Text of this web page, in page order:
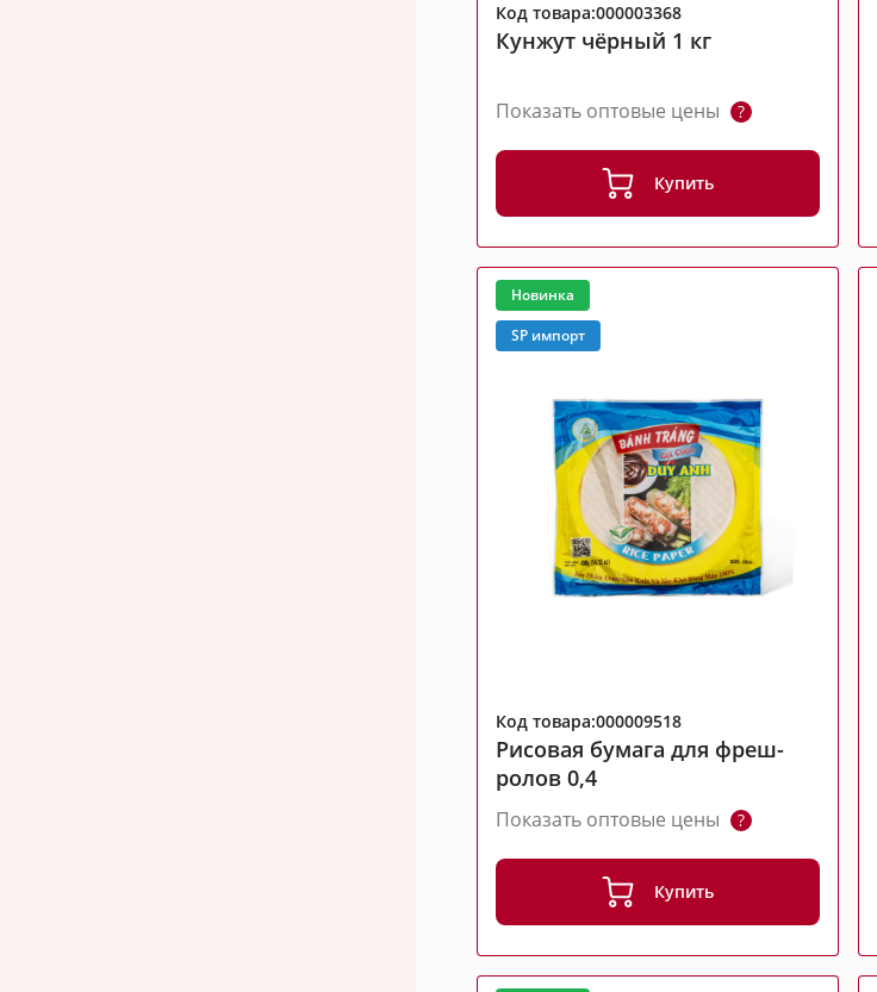
Код товара:000003368
Кунжут чёрный 1 кг
Показать оптовые цены ?
Купить
Новинка
SP импорт
Код товара:000009518
Рисовая бумага для фреш-
ролов 0,4
Показать оптовые цены ?
Купить